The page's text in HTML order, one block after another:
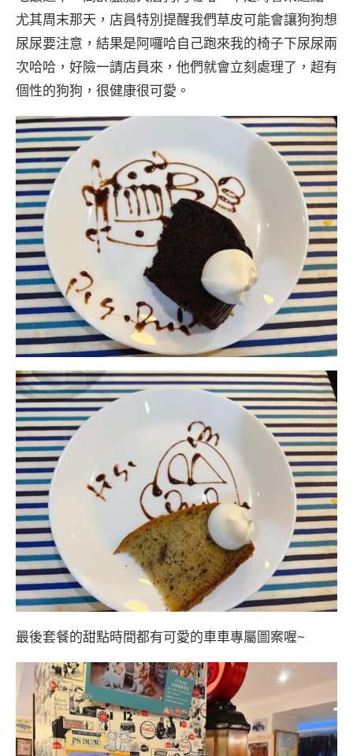
尤其周末那天，店員特別提醒我們草皮可能會讓狗狗想
尿尿要注意，結果是阿囉哈自己跑來我的椅子下尿尿兩
次哈哈，好險一請店員來，他們就會立刻處理了，超有
個性的狗狗，很健康很可愛。
最後套餐的甜點時間都有可愛的車車專屬圖案喔~